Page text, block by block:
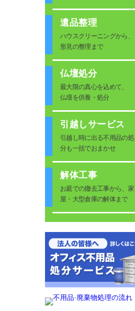
遺品整理
ハウスクリーニングから、
形見の整理まで
仏壇処分
最大限の真心を込めて、
仏壇を供養・処分
引越しサービス
引越し時に出る不用品の処
分も一括でおまかせ
解体工事
お庭での撤去工事から、家
屋・大型倉庫の解体まで